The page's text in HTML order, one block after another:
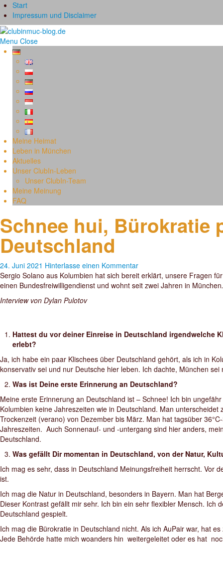
Start
Impressum und Disclaimer
Menu Close
Meine Heimat
Leben in München
Aktuelles
Unser ClubIn-Leben
Unser ClubIn-Team
Meine Meinung
FAQ
Schnee hui, Bürokratie
Deutschland
24. Juni 2021 Hinterlasse einen Kommentar
Sergio Solano aus Kolumbien hat sich bereit erklärt, unsere Fragen
einen Bundesfreiwilligendienst und wohnt seit zwei Jahren in München.
Interview von Dylan Pulotov
Hattest du vor deiner Einreise in Deutschland irgendwelche
erlebt?
Ja, ich habe ein paar Klischees über Deutschland gehört, als ich in
konservativ sei und nur Deutsche hier leben. Ich dachte, München
Was ist Deine erste Erinnerung an Deutschland?
Meine erste Erinnerung an Deutschland ist – Schnee! Ich bin
Kolumbien keine Jahreszeiten wie in Deutschland. Man
Trockenzeit (verano) von Dezember bis März. Man hat tagsüber
Jahreszeiten. Auch Sonnenauf- und -untergang sind hier anders,
Deutschland.
Was gefällt Dir momentan in Deutschland, von der Natur,
Ich mag es sehr, dass in Deutschland Meinungsfreiheit herrscht. Vor
ist.
Ich mag die Natur in Deutschland, besonders in Bayern. Man hat
Dieser Kontrast gefällt mir sehr. Ich bin ein sehr flexibler Mensch.
Deutschland gespielt.
Ich mag die Bürokratie in Deutschland nicht. Als ich AuPair war, hat
Jede Behörde hatte mich woanders hin weitergeleitet oder es hat